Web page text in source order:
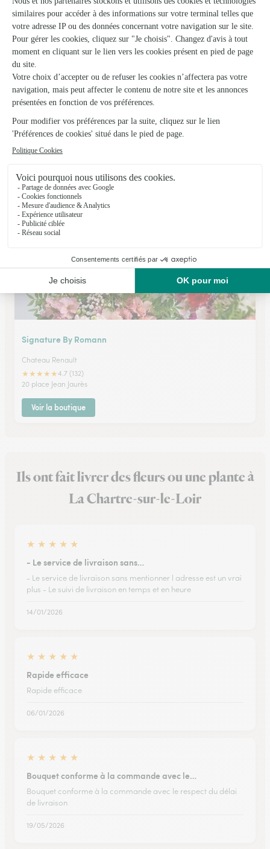
Voir la boutique
Ste Lebarbier//Citron’elle
★★ ★★★4.6 (78)
3 zac de l'étoile
Voir la boutique
Signature By Romann
Chateau Renault
★★★★★4.7 (132)
20 place Jean Jaurès
Voir la boutique
Ils ont fait livrer des fleurs ou une plante à
La Chartre-sur-le-Loir
★ ★ ★ ★ ★
- Le service de livraison sans…
- Le service de livraison sans mentionner l adresse est un vrai
plus - Le suivi de livraison en temps et en heure
14/01/2026
★ ★ ★ ★ ★
Rapide efficace
Rapide efficace
06/01/2026
★ ★ ★ ★ ★
Bouquet conforme à la commande avec le…
Bouquet conforme à la commande avec le respect du délai
de livraison
19/05/2026